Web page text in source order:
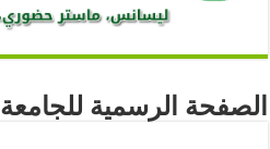
الصفحة الرسمية للجامعة